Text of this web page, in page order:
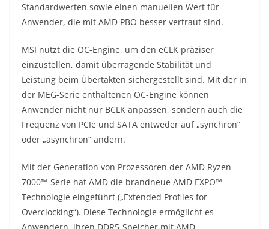
Standardwerten sowie einen manuellen Wert für
Anwender, die mit AMD PBO besser vertraut sind.
MSI nutzt die OC-Engine, um den eCLK präziser
einzustellen, damit überragende Stabilität und
Leistung beim Übertakten sichergestellt sind. Mit der in
der MEG-Serie enthaltenen OC-Engine können
Anwender nicht nur BCLK anpassen, sondern auch die
Frequenz von PCIe und SATA entweder auf „synchron“
oder „asynchron“ ändern.
Mit der Generation von Prozessoren der AMD Ryzen
7000™-Serie hat AMD die brandneue AMD EXPO™
Technologie eingeführt („Extended Profiles for
Overclocking“). Diese Technologie ermöglicht es